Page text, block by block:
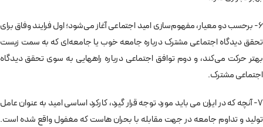
6- برحسب دو معیار، مفهوم‌سازی امید اجتماعی آغاز می‌شود؛ اول فرایند وفاق برای
تحقق دیدگاه اجتماعی مشترک درباره جامعه خوب یا جامعه‌ای که به سمت زیست
بهتر حرکت می‌کند، و دوم توافق اجتماعی درباره راه‎هایی به سوی تحقق دیدگاه
اجتماعی مشترک.
7- آنچه که در ایران می باید مورد توجه قرار گیرد، کارکرد اساسی امید به عنوان عامل
تولید و تداوم جامعه در جهت مقابله با بحران هاست که مغفول واقع شده است.